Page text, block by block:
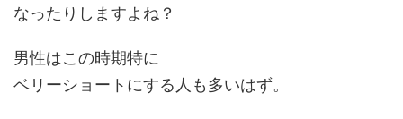
なったりしますよね？
男性はこの時期特に
ベリーショートにする人も多いはず。